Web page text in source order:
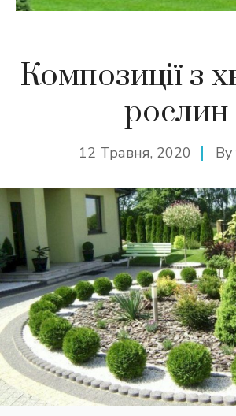
Композиції з
рослин
12 Травня, 2020 By